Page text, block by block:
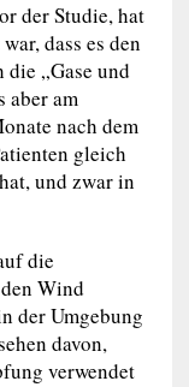
der Studie, hat
dass es den
„Gase und
aber am
nach dem
gleich
und zwar in
die
Wind
der Umgebung
davon,
verwendet